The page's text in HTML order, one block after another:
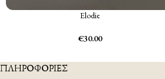
Elodie
€30.00
ΠΛΗΡΟΦΟΡΙΕΣ